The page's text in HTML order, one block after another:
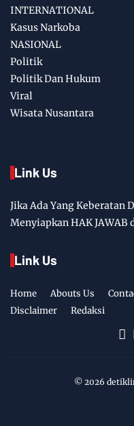
INTERNATIONAL
Kasus Narkoba
NASIONAL
Politik
Politik Dan Hukum
Viral
Wisata Nusantara
Link Us
Jika Ada Yang Keberatan
Menyiapkan HAK JAWAB
Link Us
Home Abouts Us
Disclaimer
Redaksi
© 2026